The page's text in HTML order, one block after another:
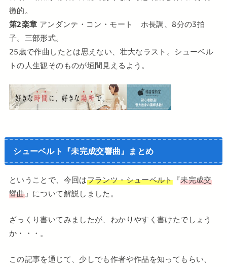
徴的。
第2楽章 アンダンテ・コン・モート ホ長調、8分の3拍
子。三部形式。
25歳で作曲したとは思えない、壮大なラスト。シューベル
トの人生観そのものが垣間見えるよう。
シューベルト『未完成交響曲』まとめ
ということで、今回はフランツ・シューベルト『未完成交
響曲』について解説しました。
ざっくり書いてみましたが、わかりやすく書けたでしょう
か・・・。
この記事を通じて、少しでも作者や作品を知ってもらい、